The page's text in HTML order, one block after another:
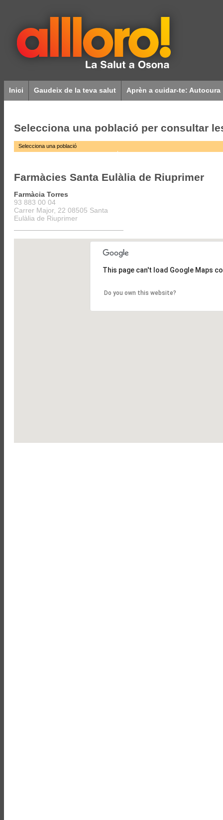
Inici Gaudeix de la teva salut Aprèn a cuidar-te: Autocura
Selecciona una població per consultar
Selecciona una població
Folgueroles
Malla
Manlleu
Masies de Voltregà, les
Montesquiu
Sant Bartomeu del Grau
Farmàcies Santa Eulàlia de Riuprimer
Farmàcia Torres
93 883 00 04
Carrer Major, 22 08505 Santa
Eulàlia de Riuprimer
This page can't load Google Maps
Do you own this website?